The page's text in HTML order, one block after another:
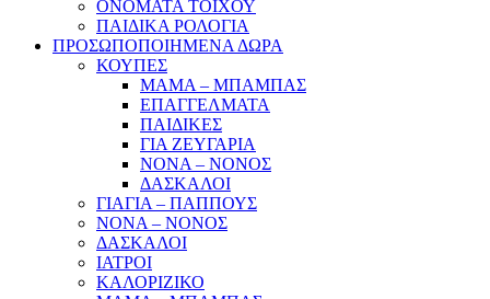
ΟΝΟΜΑΤΑ ΤΟΙΧΟΥ
ΠΑΙΔΙΚΑ ΡΟΛΟΓΙΑ
ΠΡΟΣΩΠΟΠΟΙΗΜΕΝΑ ΔΩΡΑ
ΚΟΥΠΕΣ
ΜΑΜΑ – ΜΠΑΜΠΑΣ
ΕΠΑΓΓΕΛΜΑΤΑ
ΠΑΙΔΙΚΕΣ
ΓΙΑ ΖΕΥΓΑΡΙΑ
ΝΟΝΑ – ΝΟΝΟΣ
ΔΑΣΚΑΛΟΙ
ΓΙΑΓΙΑ – ΠΑΠΠΟΥΣ
ΝΟΝΑ – ΝΟΝΟΣ
ΔΑΣΚΑΛΟΙ
ΙΑΤΡΟΙ
ΚΑΛΟΡΙΖΙΚΟ